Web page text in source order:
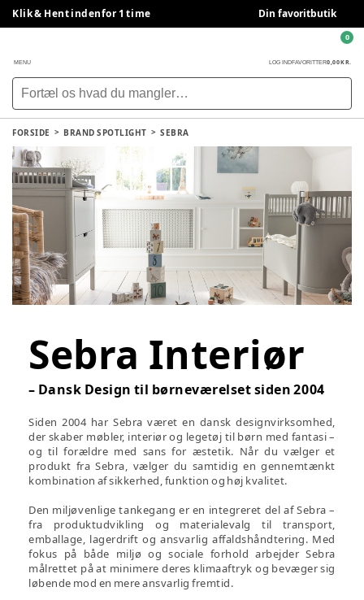
Klik & Hent indenfor 1 time Din favoritbutik
MENU LOG INDFAVORITTER0,00 KR.
0
FORSIDE BRAND SPOTLIGHT SEBRA
Sebra Interiør
– Dansk Design til børneværelset siden 2004
Siden 2004 har Sebra været en dansk designvirksomhed,
der skaber møbler, interiør og legetøj til børn med fantasi –
og til forældre med sans for æstetik. Når du vælger et
produkt fra Sebra, vælger du samtidig en gennemtænkt
kombination af sikkerhed, funktion og høj kvalitet.
Den miljøvenlige tankegang er en integreret del af Sebra –
fra produktudvikling og materialevalg til transport,
emballage, lagerdrift og ansvarlig affaldshåndtering. Med
fokus på både miljø og sociale forhold arbejder Sebra
målrettet på at minimere deres klimaaftryk og bevæger sig
løbende mod en mere ansvarlig fremtid.